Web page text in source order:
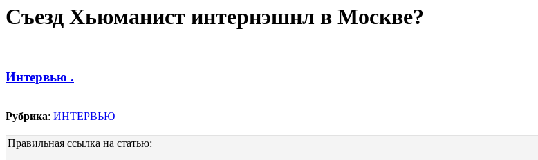
Съезд Хьюманист интернэшнл в Москве?
Интервью .
Рубрика: ИНТЕРВЬЮ
Правильная ссылка на статью: